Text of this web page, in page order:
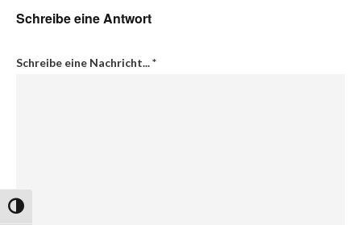
Umschalten auf hohe Kontraste
Schreibe eine Antwort
Schreibe eine Nachricht...*